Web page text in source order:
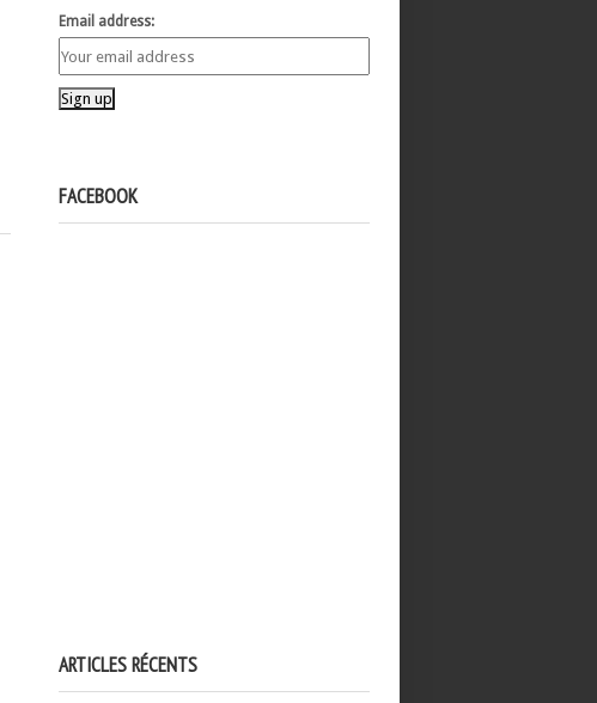
Email address:
FACEBOOK
ARTICLES RÉCENTS